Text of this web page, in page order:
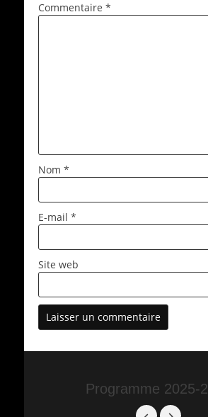
Commentaire *
Nom *
E-mail *
Site web
Programme 2025-